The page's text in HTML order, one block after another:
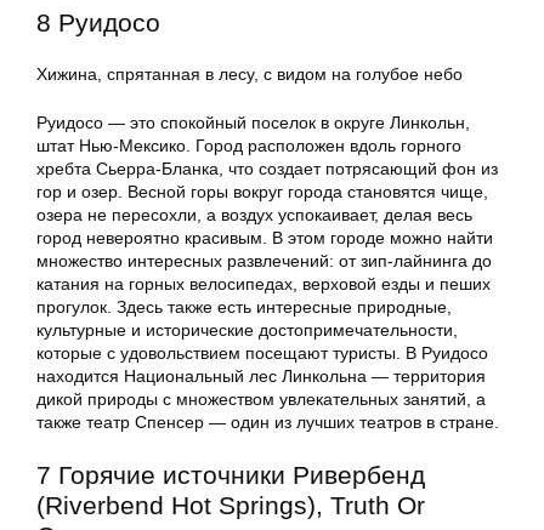
8 Руидосо
Хижина, спрятанная в лесу, с видом на голубое небо
Руидосо — это спокойный поселок в округе Линкольн,
штат Нью-Мексико. Город расположен вдоль горного
хребта Сьерра-Бланка, что создает потрясающий фон из
гор и озер. Весной горы вокруг города становятся чище,
озера не пересохли, а воздух успокаивает, делая весь
город невероятно красивым. В этом городе можно найти
множество интересных развлечений: от зип-лайнинга до
катания на горных велосипедах, верховой езды и пеших
прогулок. Здесь также есть интересные природные,
культурные и исторические достопримечательности,
которые с удовольствием посещают туристы. В Руидосо
находится Национальный лес Линкольна — территория
дикой природы с множеством увлекательных занятий, а
также театр Спенсер — один из лучших театров в стране.
7 Горячие источники Ривербенд
(Riverbend Hot Springs), Truth Or